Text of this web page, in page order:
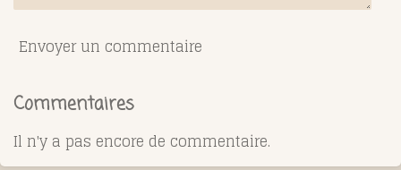
Envoyer un commentaire
Commentaires
Il n'y a pas encore de commentaire.